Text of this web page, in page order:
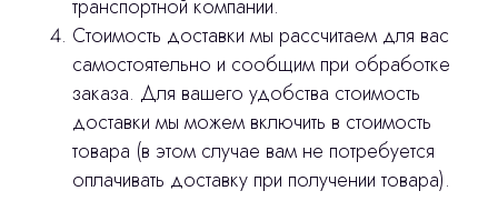
транспортной компании.
Стоимость доставки мы рассчитаем для вас
самостоятельно и сообщим при обработке
заказа. Для вашего удобства стоимость
доставки мы можем включить в стоимость
товара (в этом случае вам не потребуется
оплачивать доставку при получении товара).